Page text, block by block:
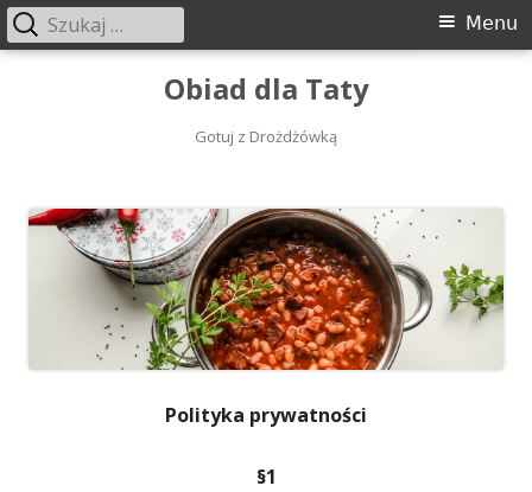
Obiad dla Taty
Gotuj z Drożdżówką
Menu
Menu
Szukaj:
Polityka prywatności
§1